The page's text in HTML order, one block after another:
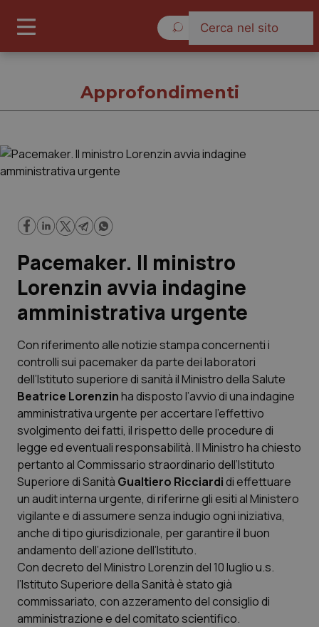
Governo e Parlamento
Regioni e Asl
Lavoro e Professioni
Scienza e Farmaci
Studi e Analisi
Lettere al direttore
Edizioni Regionali
QS Pro
Professionisti Sanitari.AI
Abruzzo
Basilicata
QS Pro Gold
Artrite & artrosi
QS Club Newsletter
Approfondimenti
Pacemaker. Il ministro
Lorenzin avvia indagine
amministrativa urgente
Con riferimento alle notizie stampa concernenti i
controlli sui pacemaker da parte dei laboratori
dell’Istituto superiore di sanità il Ministro della Salute
Beatrice Lorenzinha disposto l’avvio di una indagine
amministrativa urgente per accertare l’effettivo
svolgimento dei fatti, il rispetto delle procedure di
legge ed eventuali responsabilità. Il Ministro ha chiesto
pertanto al Commissario straordinario dell’Istituto
Superiore di Sanità Gualtiero Ricciardidi effettuare
un audit interna urgente, di riferirne gli esiti al Ministero
vigilante e di assumere senza indugio ogni iniziativa,
anche di tipo giurisdizionale, per garantire il buon
andamento dell’azione dell’Istituto.
Con decreto del Ministro Lorenzin del 10 luglio u.s.
l’Istituto Superiore della Sanità è stato già
commissariato, con azzeramento del consiglio di
amministrazione e del comitato scientifico.